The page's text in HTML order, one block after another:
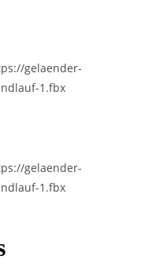
gelaender-
1.fbx
gelaender-
1.fbx